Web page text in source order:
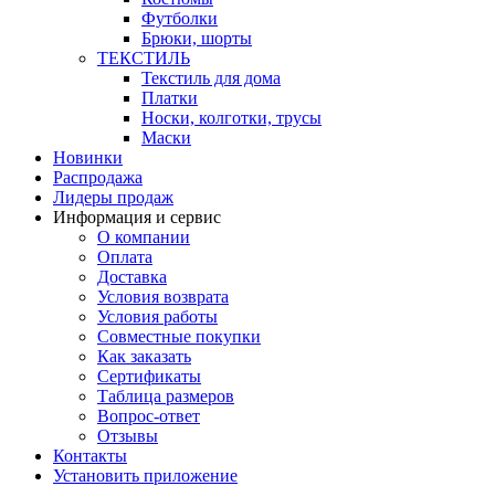
Футболки
Брюки, шорты
ТЕКСТИЛЬ
Текстиль для дома
Платки
Носки, колготки, трусы
Маски
Новинки
Распродажа
Лидеры продаж
Информация и сервис
О компании
Оплата
Доставка
Условия возврата
Условия работы
Совместные покупки
Как заказать
Сертификаты
Таблица размеров
Вопрос-ответ
Отзывы
Контакты
Установить приложение